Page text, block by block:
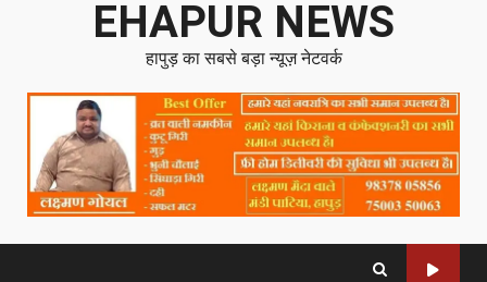
EHAPUR NEWS
हापुड़ का सबसे बड़ा न्यूज़ नेटवर्क